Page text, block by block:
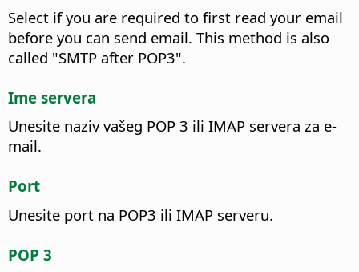
Select if you are required to first read your email
before you can send email. This method is also
called "SMTP after POP3".
Ime servera
Unesite naziv vašeg POP 3 ili IMAP servera za e-
mail.
Port
Unesite port na POP3 ili IMAP serveru.
POP 3